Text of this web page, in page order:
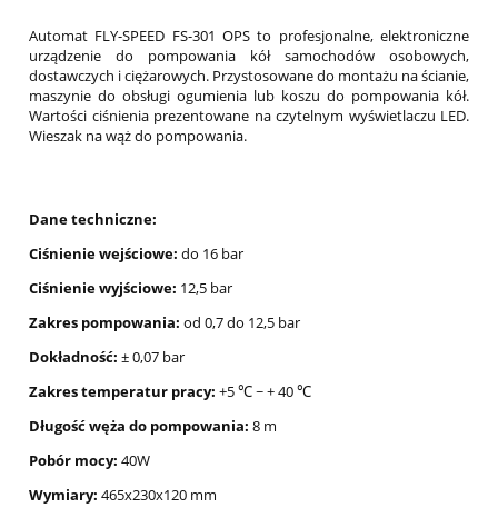
Automat FLY-SPEED FS-301 OPS to profesjonalne, elektroniczne
urządzenie do pompowania kół samochodów osobowych,
dostawczych i ciężarowych. Przystosowane do montażu na ścianie,
maszynie do obsługi ogumienia lub koszu do pompowania kół.
Wartości ciśnienia prezentowane na czytelnym wyświetlaczu LED.
Wieszak na wąż do pompowania.
Dane techniczne:
Ciśnienie wejściowe: do 16 bar
Ciśnienie wyjściowe: 12,5 bar
Zakres pompowania: od 0,7 do 12,5 bar
Dokładność: ± 0,07 bar
Zakres temperatur pracy: +5 ℃ ~ + 40 ℃
Długość węża do pompowania: 8 m
Pobór mocy: 40W
Wymiary: 465x230x120 mm